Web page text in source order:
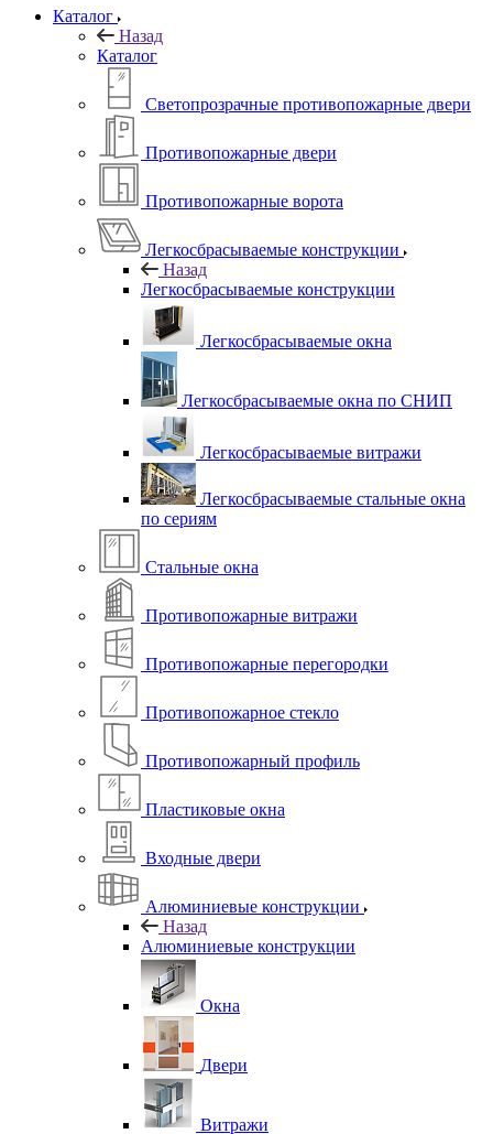
Каталог
Назад
Каталог
Светопрозрачные противопожарные двери
Противопожарные двери
Противопожарные ворота
Легкосбрасываемые конструкции
Назад
Легкосбрасываемые конструкции
Легкосбрасываемые окна
Легкосбрасываемые окна по СНИП
Легкосбрасываемые витражи
Легкосбрасываемые стальные окна
по сериям
Стальные окна
Противопожарные витражи
Противопожарные перегородки
Противопожарное стекло
Противопожарный профиль
Пластиковые окна
Входные двери
Алюминиевые конструкции
Назад
Алюминиевые конструкции
Окна
Двери
Витражи